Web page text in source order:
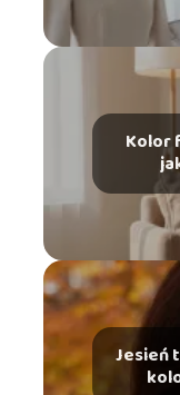
Kolor
Jesień